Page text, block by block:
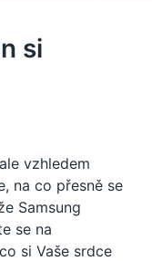
si
vzhledem
na co přesně se
Samsung
se na
si Vaše srdce